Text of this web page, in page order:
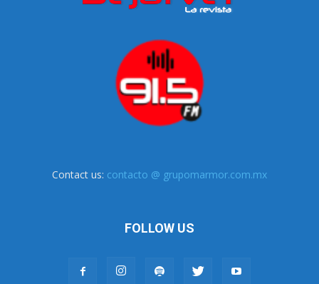
Contact us: contacto @ grupomarmor.com.mx
FOLLOW US